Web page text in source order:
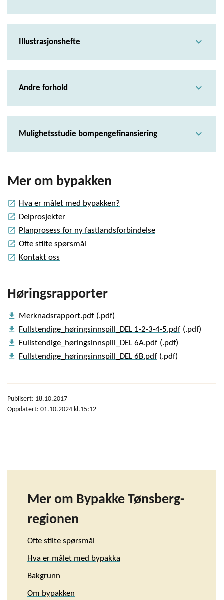
Illustrasjonshefte expand_more
Andre forhold expand_more
Mulighetsstudie bompengefinansiering expand_more
Mer om bypakken
launch Hva er målet med bypakken?
launch Delprosjekter
launch Planprosess for ny fastlandsforbindelse
launch Ofte stilte spørsmål
launch Kontakt oss
Høringsrapporter
get_app Merknadsrapport.pdf
get_app Fullstendige_høringsinnspill_DEL 1-2-3-4-5.pdf
get_app Fullstendige_høringsinnspill_DEL 6A.pdf
get_app Fullstendige_høringsinnspill_DEL 6B.pdf
Publisert: 18.10.2017
Oppdatert: 01.10.2024 kl.15:12
Mer om Bypakke Tønsberg-
regionen
Ofte stilte spørsmål
Hva er målet med bypakka
Bakgrunn
Om bypakken